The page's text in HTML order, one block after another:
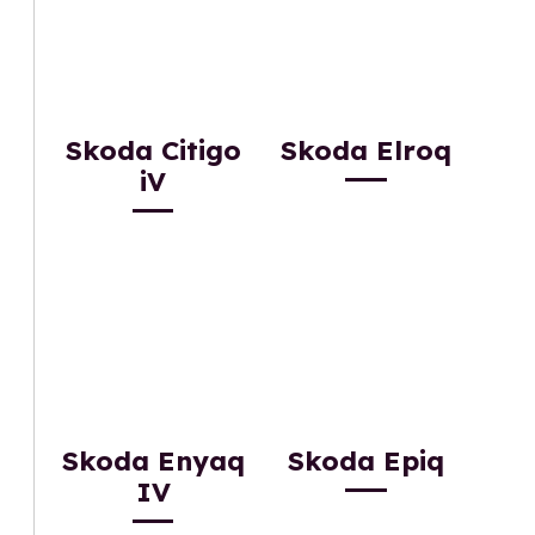
Skoda Citigo
iV
Skoda Elroq
Skoda Enyaq
IV
Skoda Epiq